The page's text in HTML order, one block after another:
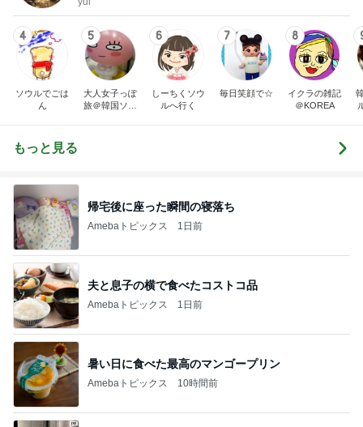
4
ソウルでごは
ん
5
大人女子っぽ
旅＠韓国ソウ
6
しーちくソウ
ルへ行く
7
毎日笑顔で☆
8
イクラの雑記
＠KOREA
もっと見る
帰宅後に座った瞬間の寝落ち
Amebaトピックス 1日前
夫と息子の横で食べたコストコ品
Amebaトピックス 1日前
暑い日に食べた最高のマンゴープリン
Amebaトピックス 10時間前